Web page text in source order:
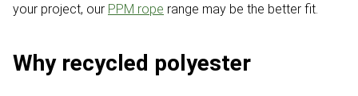
your project, our PPM rope range may be the better fit.
Why recycled polyester